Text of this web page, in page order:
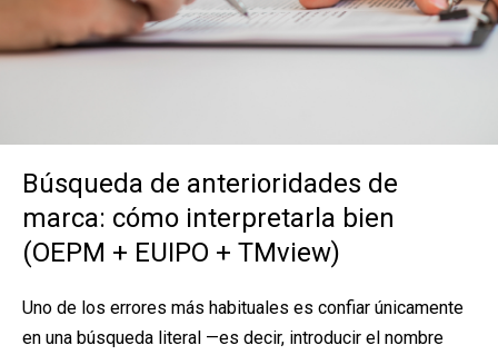
Búsqueda de anterioridades de
marca: cómo interpretarla bien
(OEPM + EUIPO + TMview)
Uno de los errores más habituales es confiar únicamente
en una búsqueda literal —es decir, introducir el nombre